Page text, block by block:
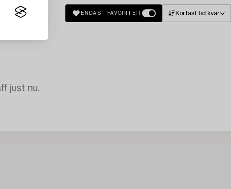
ENDAST FAVORITER Kortast tid kvar
just nu.